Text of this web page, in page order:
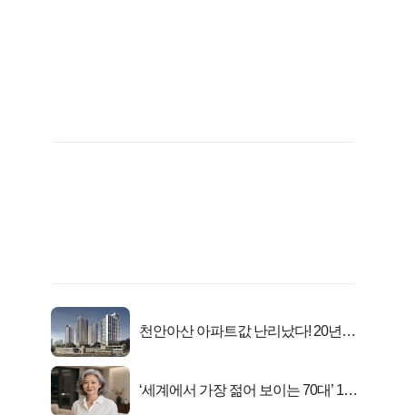
천안아산 아파트값 난리났다! 20년
‘세계에서 가장 젊어 보이는 70대’ 1위